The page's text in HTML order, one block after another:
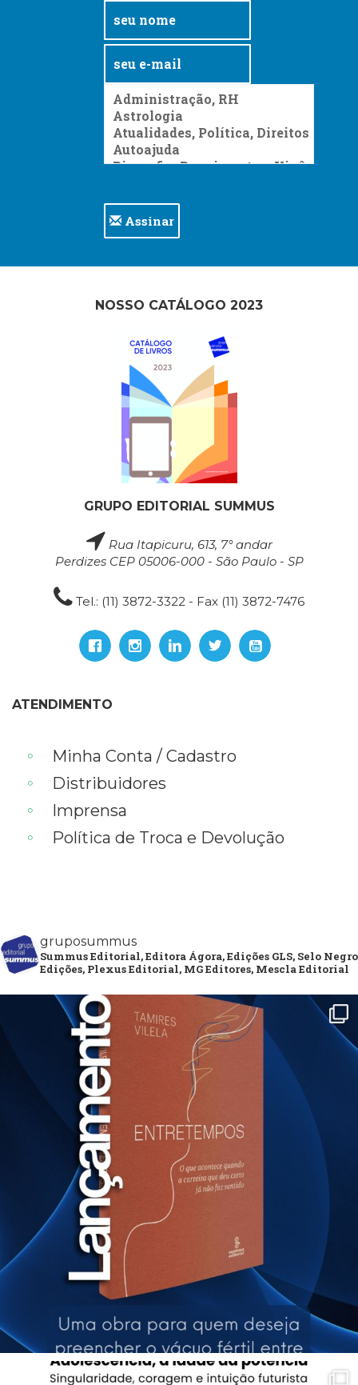
Assinar
NOSSO CATÁLOGO 2023
GRUPO EDITORIAL SUMMUS
Rua Itapicuru, 613, 7° andar
Perdizes CEP 05006-000 - São Paulo - SP
Tel.: (11) 3872-3322 - Fax (11) 3872-7476
ATENDIMENTO
Minha Conta / Cadastro
Distribuidores
Imprensa
Política de Troca e Devolução
gruposummus
Summus Editorial, Editora Ágora, Edições GLS, Selo Negro
Edições, Plexus Editorial, MG Editores, Mescla Editorial